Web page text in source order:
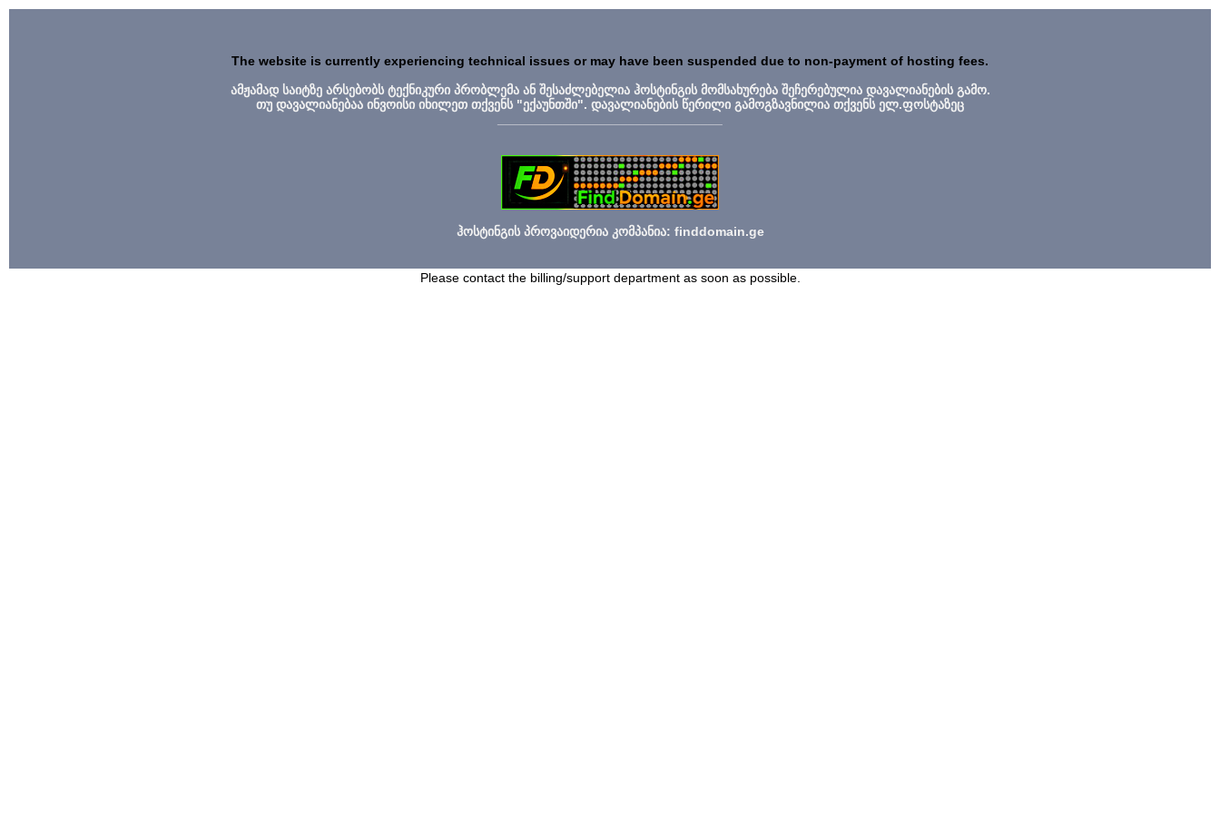
The website is currently experiencing technical issues or may have been suspended due to non-payment of hosting fees.
ამჟამად საიტზე არსებობს ტექნიკური პრობლემა ან შესაძლებელია ჰოსტინგის მომსახურება შეჩერებულია დავალიანების გამო.
თუ დავალიანებაა ინვოისი იხილეთ თქვენს "ექაუნთში". დავალიანების წერილი გამოგზავნილია თქვენს ელ.ფოსტაზეც
ჰოსტინგის პროვაიდერია კომპანია: finddomain.ge
Please contact the billing/support department as soon as possible.